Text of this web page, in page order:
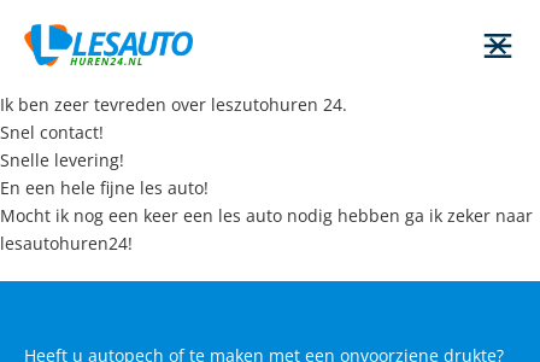
Ik ben zeer tevreden over leszutohuren 24.
Snel contact!
Snelle levering!
En een hele fijne les auto!
Mocht ik nog een keer een les auto nodig hebben ga ik zeker naar
lesautohuren24!
Heeft u autopech of te maken met een onvoorziene drukte?